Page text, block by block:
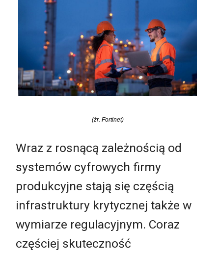
(źr. Fortinet)
Wraz z rosnącą zależnością od
systemów cyfrowych firmy
produkcyjne stają się częścią
infrastruktury krytycznej także w
wymiarze regulacyjnym. Coraz
częściej skuteczność